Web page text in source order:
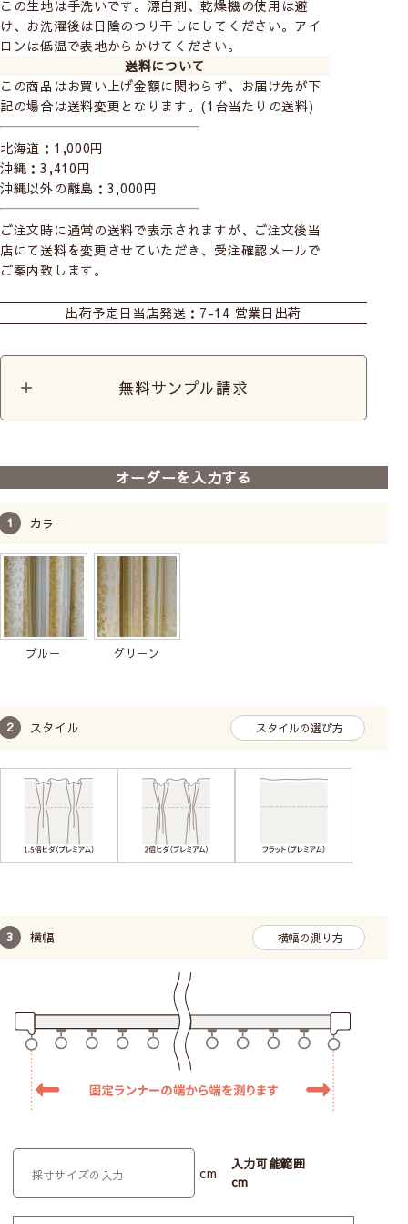
この生地は手洗いです。漂白剤、乾燥機の使用は避
け、お洗濯後は日陰のつり干しにしてください。アイ
ロンは低温で表地からかけてください。
送料について
この商品はお買い上げ金額に関わらず、お届け先が下
記の場合は送料変更となります。(1台当たりの送料)
北海道：1,000円
沖縄：3,410円
沖縄以外の離島：3,000円
ご注文時に通常の送料で表示されますが、ご注文後当
店にて送料を変更させていただき、受注確認メールで
ご案内致します。
出荷予定日 当店発送：7-14 営業日出荷
無料サンプル請求
オーダーを入力する
カラー
ブルー グリーン
スタイル スタイルの選び方
横幅 横幅の測り方
cm
入力可能範囲
cm